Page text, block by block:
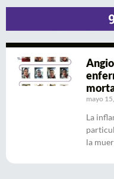
mayo
La
la